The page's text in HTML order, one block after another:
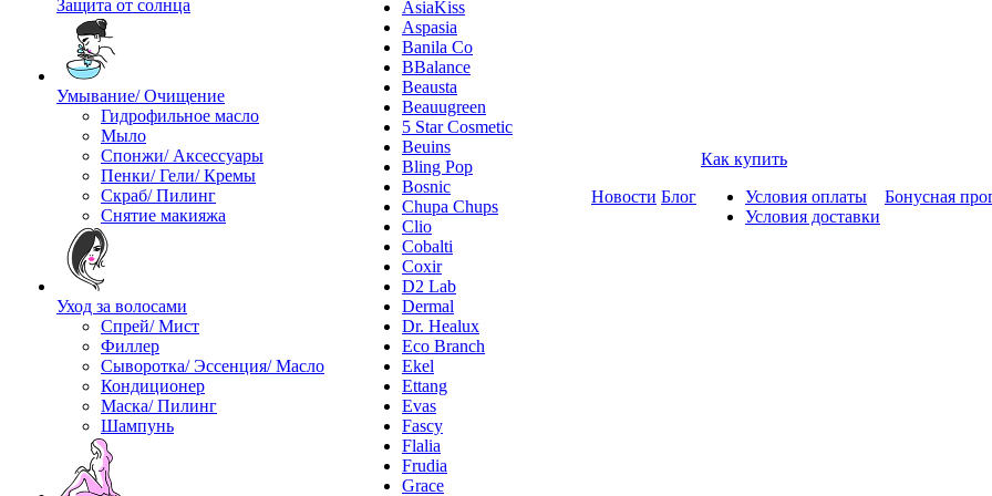
Защита от солнца
Умывание/ Очищение
Гидрофильное масло
Мыло
Спонжи/ Аксессуары
Пенки/ Гели/ Кремы
Скраб/ Пилинг
Снятие макияжа
Уход за волосами
Спрей/ Мист
Филлер
Сыворотка/ Эссенция/ Масло
Кондиционер
Маска/ Пилинг
Шампунь
AsiaKiss
Aspasia
Banila Co
BBalance
Beausta
Beauugreen
5 Star Cosmetic
Beuins
Bling Pop
Bosnic
Chupa Chups
Clio
Cobalti
Coxir
D2 Lab
Dermal
Dr. Healux
Eco Branch
Ekel
Ettang
Evas
Fascy
Flalia
Frudia
Grace
Новости Блог
Как купить
Условия оплаты
Условия доставки
Бонусная